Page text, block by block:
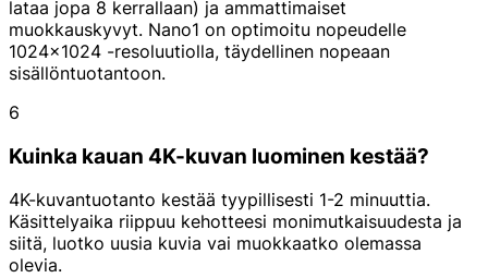
lataa jopa 8 kerrallaan) ja ammattimaiset
muokkauskyvyt. Nano1 on optimoitu nopeudelle
1024x1024 -resoluutiolla, täydellinen nopeaan
sisällöntuotantoon.
6
Kuinka kauan 4K-kuvan luominen kestää?
4K-kuvantuotanto kestää tyypillisesti 1-2 minuuttia.
Käsittelyaika riippuu kehotteesi monimutkaisuudesta ja
siitä, luotko uusia kuvia vai muokkaatko olemassa
olevia.